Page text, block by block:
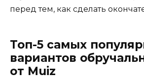
перед тем, как сделать
Топ-5 самых
вариантов
от Muiz